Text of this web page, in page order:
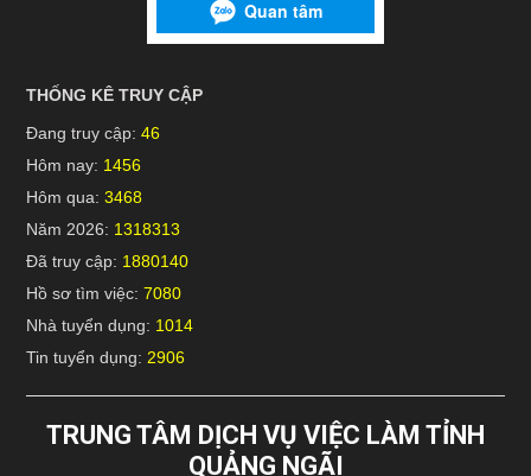
THỐNG KÊ TRUY CẬP
Đang truy cập: 46
Hôm nay: 1456
Hôm qua: 3468
Năm 2026: 1318313
Đã truy cập: 1880140
Hồ sơ tìm việc: 7080
Nhà tuyển dụng: 1014
Tin tuyển dụng: 2906
TRUNG TÂM DỊCH VỤ VIỆC LÀM TỈNH
QUẢNG NGÃI